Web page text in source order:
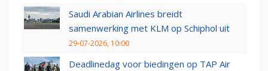
Saudi Arabian Airlines breidt
samenwerking met KLM op Schiphol uit
29-07-2026, 10:00
Deadlinedag voor biedingen op TAP Air